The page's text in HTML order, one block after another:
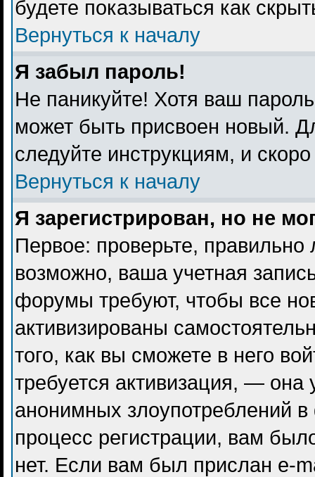
будете показываться как
Вернуться к началу
Я забыл пароль!
Не паникуйте! Хотя ваш
может быть присвоен новый.
следуйте инструкциям, и
Вернуться к началу
Я зарегистрирован, но не
Первое: проверьте,
возможно, ваша учетная
форумы требуют, чтобы все
активизированы
того, как вы сможете в него
требуется активизация, —
анонимных злоупотреблений
процесс регистрации, вам
нет. Если вам был прислан e-